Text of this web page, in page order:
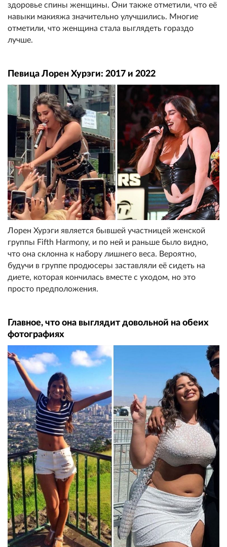
здоровье спины женщины. Они также отметили, что её
навыки макияжа значительно улучшились. Многие
отметили, что женщина стала выглядеть гораздо
лучше.
Певица Лорен Хурэги: 2017 и 2022
Лорен Хурэги является бывшей участницей женской
группы Fifth Harmony, и по ней и раньше было видно,
что она склонна к набору лишнего веса. Вероятно,
будучи в группе продюсеры заставляли её сидеть на
диете, которая кончилась вместе с уходом, но это
просто предположения.
Главное, что она выглядит довольной на обеих
фотографиях